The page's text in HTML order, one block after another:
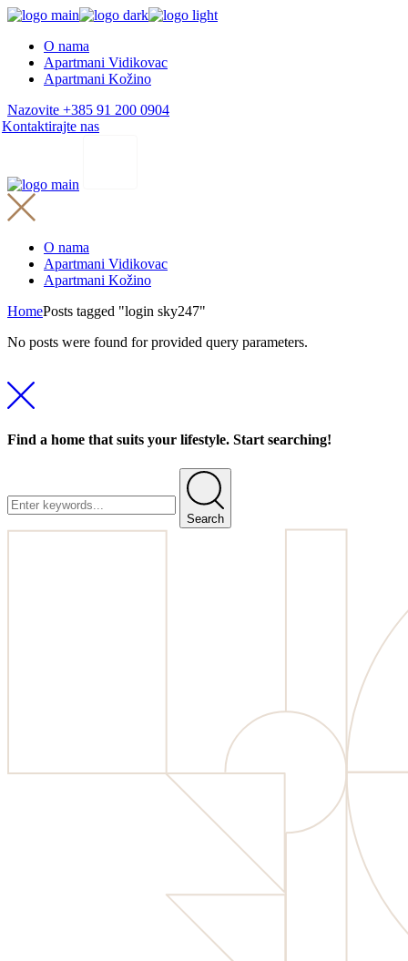
Skip
content
O nama
Apartmani Vidikovac
Apartmani Kožino
Nazovite +385 91 200 0904
Kontaktirajte nas
O nama
Apartmani Vidikovac
Apartmani Kožino
HomePosts tagged "login sky247"
No posts were found for provided query parameters.
Find a home that suits your lifestyle. Start searching!
Search